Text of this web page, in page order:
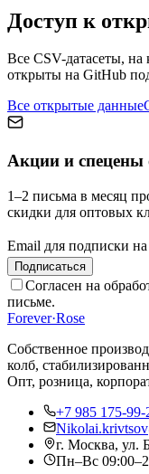
Доступ к
Все CSV-датасеты, на
открыты на GitHub
Все открытые данные
Акции и спецены
1–2 письма в месяц
скидки для оптовых
Email для подписки
Подписаться
Согласен на
письме.
Forever·Rose
Собственное
колб,
Опт, розница,
+7 985 175-99-
г. Москва, ул.
Пн–Вс